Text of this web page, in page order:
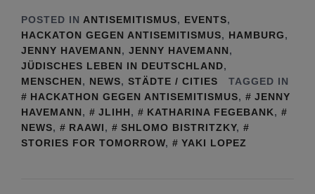
POSTED IN ANTISEMITISMUS, EVENTS,
HACKATON GEGEN ANTISEMITISMUS, HAMBURG,
JENNY HAVEMANN, JENNY HAVEMANN,
JÜDISCHES LEBEN IN DEUTSCHLAND,
MENSCHEN, NEWS, STÄDTE / CITIES
TAGGED IN
HACKATHON GEGEN ANTISEMITISMUS,
JENNY
HAVEMANN, JLIHH, KATHARINA FEGEBANK,
NEWS, RAAWI, SHLOMO BISTRITZKY,
STORIES FOR TOMORROW, YAKI LOPEZ